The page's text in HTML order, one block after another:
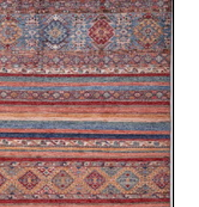
Bilder in höherer Auflösung